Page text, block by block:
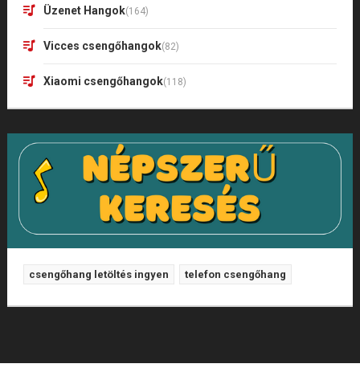
Üzenet Hangok(164)
Vicces csengőhangok(82)
Xiaomi csengőhangok(118)
csengőhang letöltés ingyen telefon csengőhang